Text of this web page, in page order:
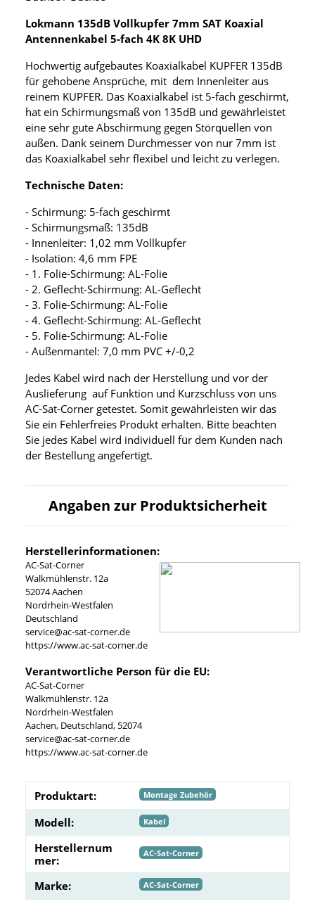
Lokmann 135dB Vollkupfer 7mm SAT Koaxial
Antennenkabel 5-fach 4K 8K UHD
Hochwertig aufgebautes Koaxialkabel KUPFER 135dB
für gehobene Ansprüche, mit dem Innenleiter aus
reinem KUPFER. Das Koaxialkabel ist 5-fach geschirmt,
hat ein Schirmungsmaß von 135dB und gewährleistet
eine sehr gute Abschirmung gegen Störquellen von
außen. Dank seinem Durchmesser von nur 7mm ist
das Koaxialkabel sehr flexibel und leicht zu verlegen.
Technische Daten:
- Schirmung: 5-fach geschirmt
- Schirmungsmaß: 135dB
- Innenleiter: 1,02 mm Vollkupfer
- Isolation: 4,6 mm FPE
- 1. Folie-Schirmung: AL-Folie
- 2. Geflecht-Schirmung: AL-Geflecht
- 3. Folie-Schirmung: AL-Folie
- 4. Geflecht-Schirmung: AL-Geflecht
- 5. Folie-Schirmung: AL-Folie
- Außenmantel: 7,0 mm PVC +/-0,2
Jedes Kabel wird nach der Herstellung und vor der
Auslieferung auf Funktion und Kurzschluss von uns
AC-Sat-Corner getestet. Somit gewährleisten wir das
Sie ein Fehlerfreies Produkt erhalten. Bitte beachten
Sie jedes Kabel wird individuell für dem Kunden nach
der Bestellung angefertigt.
Angaben zur Produktsicherheit
Herstellerinformationen:
AC-Sat-Corner
Walkmühlenstr. 12a
52074 Aachen
Nordrhein-Westfalen
Deutschland
service@ac-sat-corner.de
https://www.ac-sat-corner.de
Verantwortliche Person für die EU:
AC-Sat-Corner
Walkmühlenstr. 12a
Nordrhein-Westfalen
Aachen, Deutschland, 52074
service@ac-sat-corner.de
https://www.ac-sat-corner.de
Produktart: Montage Zubehör
Modell: Kabel
Herstellernum
mer:
AC-Sat-Corner
Marke: AC-Sat-Corner